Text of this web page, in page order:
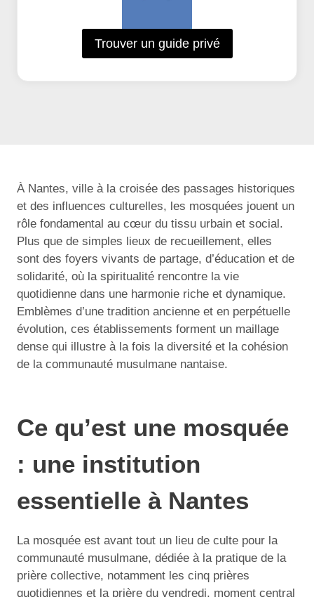
Trouver un guide privé
À Nantes, ville à la croisée des passages historiques
et des influences culturelles, les mosquées jouent un
rôle fondamental au cœur du tissu urbain et social.
Plus que de simples lieux de recueillement, elles
sont des foyers vivants de partage, d’éducation et de
solidarité, où la spiritualité rencontre la vie
quotidienne dans une harmonie riche et dynamique.
Emblèmes d’une tradition ancienne et en perpétuelle
évolution, ces établissements forment un maillage
dense qui illustre à la fois la diversité et la cohésion
de la communauté musulmane nantaise.
Ce qu’est une mosquée
: une institution
essentielle à Nantes
La mosquée est avant tout un lieu de culte pour la
communauté musulmane, dédiée à la pratique de la
prière collective, notamment les cinq prières
quotidiennes et la prière du vendredi, moment central